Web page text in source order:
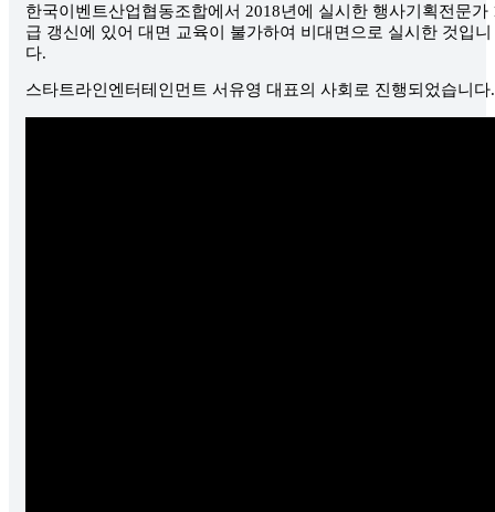
한국이벤트산업협동조합에서 2018년에 실시한 행사기획전문가
급 갱신에 있어 대면 교육이 불가하여 비대면으로 실시한 것입니
다.
스타트라인엔터테인먼트 서유영 대표의 사회로 진행되었습니다